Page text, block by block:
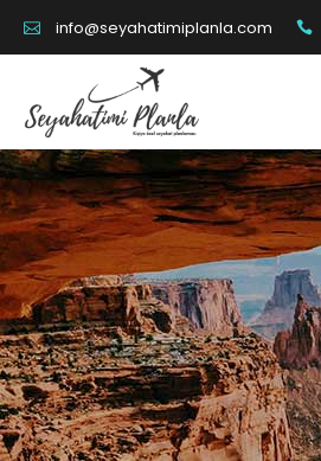
info@seyahatimiplanla.com